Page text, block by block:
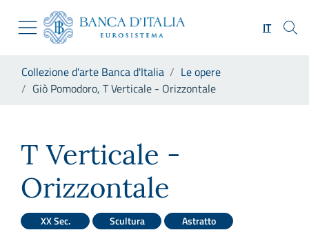
Skip to Main Content
Vai al sito istituzionale
Vai al menu di navigazione
Vai alla ricerca
Vai al footer
IT
Collezione d'arte Banca d'Italia
Le opere
Giò Pomodoro, T Verticale - Orizzontale
T Verticale -
Orizzontale
XX Sec. Scultura Astratto